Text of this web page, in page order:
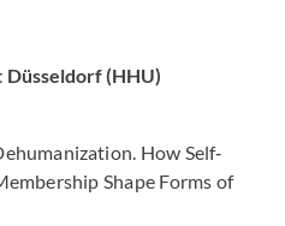
(HHU)
How Self‐
Shape Forms of